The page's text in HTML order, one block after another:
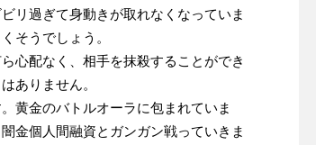
リ過ぎて身動きが取れなくなっていま
そうでしょう。
心配なく、相手を抹殺することができ
ありません。
黄金のバトルオーラに包まれていま
金個人間融資とガンガン戦っていきま